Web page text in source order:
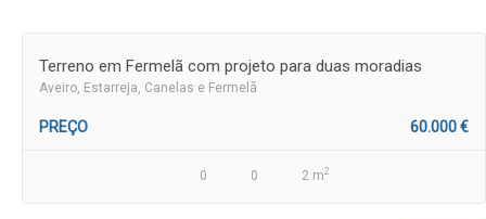
Terreno em Fermelã com projeto para duas moradias
Aveiro , Estarreja, Canelas e Fermelã
PREÇO 60.000 €
0 0 2 m2